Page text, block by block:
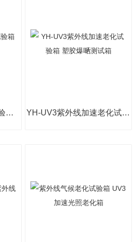
气候阳光紫外线老化试验箱 VU3加速检测箱 YH-UV3紫外线加速老化试验箱 塑胶爆嗮测试箱